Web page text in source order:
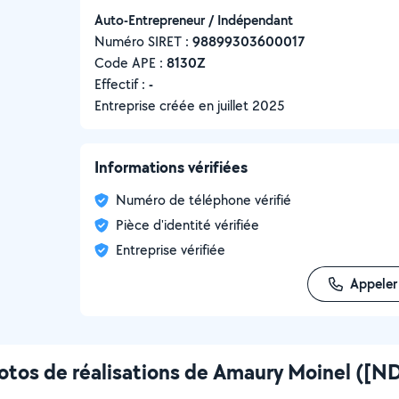
Auto-Entrepreneur / Indépendant
Numéro SIRET : ‍98899303600017
Code APE : 8130Z
Effectif : -
Entreprise créée en juillet 2025
Informations vérifiées
Numéro de téléphone vérifié
Pièce d'identité vérifiée
Entreprise vérifiée
Appeler
de réalisations de Amaury Moinel